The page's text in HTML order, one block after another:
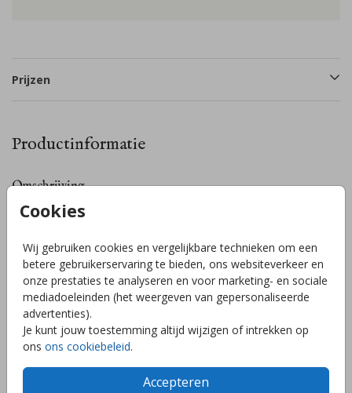
Cookies
Wij gebruiken cookies en vergelijkbare technieken om een
betere gebruikerservaring te bieden, ons websiteverkeer en
onze prestaties te analyseren en voor marketing- en sociale
mediadoeleinden (het weergeven van gepersonaliseerde
advertenties).
Je kunt jouw toestemming altijd wijzigen of intrekken op
ons ons cookiebeleid.
Accepteren
Prijzen
Productinformatie
Omschrijving
Sluitzegel met getekende ananas. Bewerk de sluitzegel naar
te bestellen per 25 stuks. Heb je zelf een idee voor een
sluitzegel of kom je er niet uit? Stuur mij een berichtje en ik
help je graag!
Toon meer
Collectie
Sluitzegels zelf maken